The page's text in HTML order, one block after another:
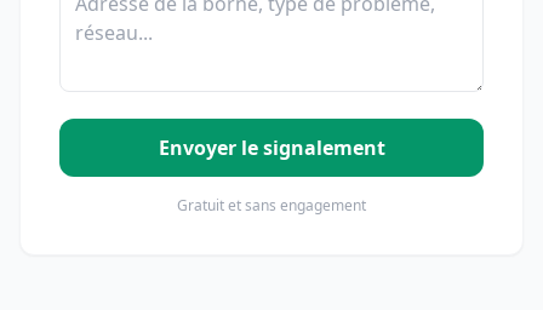
Envoyer le signalement
Gratuit et sans engagement